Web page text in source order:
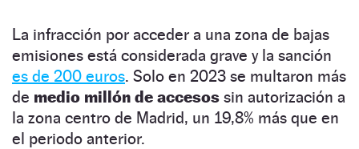
La infracción por acceder a una zona de bajas
emisiones está considerada grave y la sanción
es de 200 euros. Solo en 2023 se multaron más
de medio millón de accesos sin autorización a
la zona centro de Madrid, un 19,8% más que en
el periodo anterior.